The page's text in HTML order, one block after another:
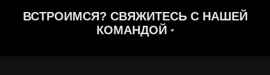
ВСТРОИМСЯ? СВЯЖИТЕСЬ С НАШЕЙ
КОМАНДОЙ